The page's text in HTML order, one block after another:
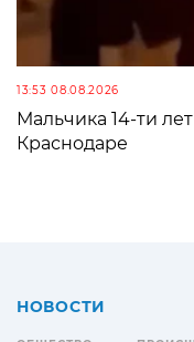
13:53 08.08.2026
Мальчика 14-ти
Краснодаре
НОВОСТИ